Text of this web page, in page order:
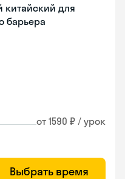
китайский для
барьера
от 1590 ₽ / урок
Выбрать время